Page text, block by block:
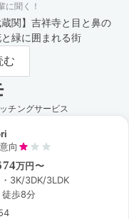
に聞く！
蔵関】吉祥寺と目と鼻の
緑に囲まれる街
む
チングサービス
向
万円〜
3K/3DK/3LDK
徒歩8分